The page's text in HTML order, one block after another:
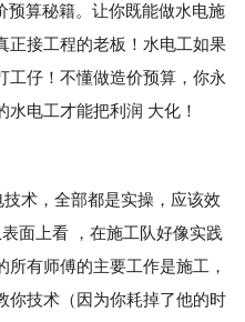
预算秘籍。让你既能做水电施
正接工程的老板！水电工如果
工仔！不懂做造价预算，你永
电工才能把利润 大化！
术，全部都是实操，应该效
表面上看 ，在施工队好像实践
有师傅的主要工作是施工，
你技术（因为你耗掉了他的时